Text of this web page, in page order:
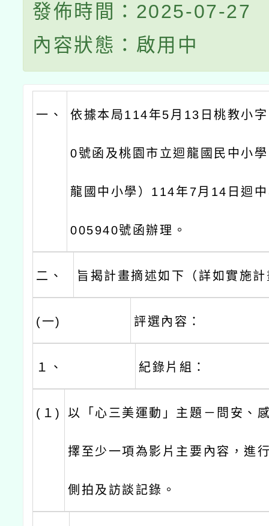
發佈時間：2025-07-27
內容狀態：啟用中
一、 依據本局114年5月13日桃教小
0號函及桃園市立迴龍國民中小
龍國中小學）114年7月14日迴
005940號函辦理。
二、 旨揭計畫摘述如下（詳如實施
(一) 評選內容：
１、 紀錄片組：
(１) 以「心三美運動」主題－問安、
擇至少一項為影片主要內容，進
側拍及訪談記錄。